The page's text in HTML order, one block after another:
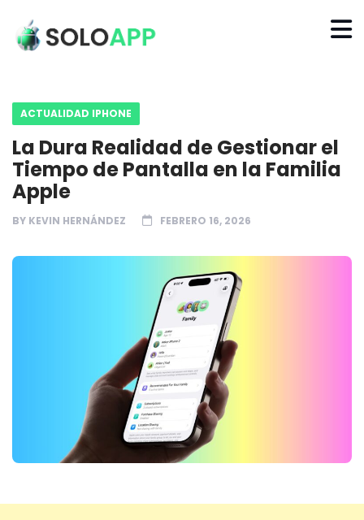
ACTUALIDAD IPHONE
La Dura Realidad de Gestionar el
Tiempo de Pantalla en la Familia
Apple
BY KEVIN HERNÁNDEZ FEBRERO 16, 2026